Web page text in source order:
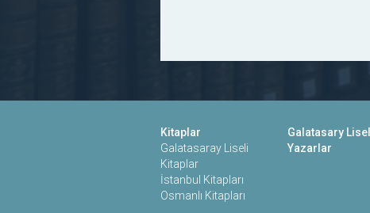
Kitaplar
Galatasaray Liseli
Kitaplar
İstanbul Kitapları
Osmanlı Kitapları
Galatasary
Yazarlar